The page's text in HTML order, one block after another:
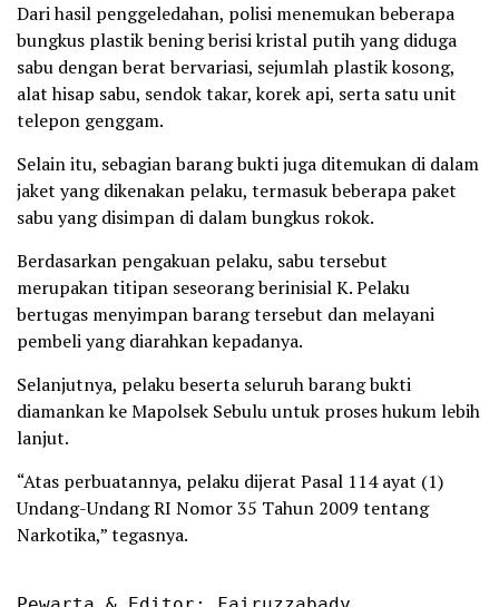
Dari hasil penggeledahan, polisi menemukan beberapa
bungkus plastik bening berisi kristal putih yang diduga
sabu dengan berat bervariasi, sejumlah plastik kosong,
alat hisap sabu, sendok takar, korek api, serta satu unit
telepon genggam.
Selain itu, sebagian barang bukti juga ditemukan di dalam
jaket yang dikenakan pelaku, termasuk beberapa paket
sabu yang disimpan di dalam bungkus rokok.
Berdasarkan pengakuan pelaku, sabu tersebut
merupakan titipan seseorang berinisial K. Pelaku
bertugas menyimpan barang tersebut dan melayani
pembeli yang diarahkan kepadanya.
Selanjutnya, pelaku beserta seluruh barang bukti
diamankan ke Mapolsek Sebulu untuk proses hukum lebih
lanjut.
“Atas perbuatannya, pelaku dijerat Pasal 114 ayat (1)
Undang-Undang RI Nomor 35 Tahun 2009 tentang
Narkotika,” tegasnya.